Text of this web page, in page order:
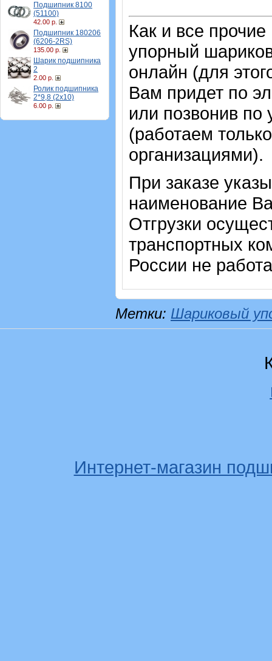
Подшипник 8100
(51100)
42.00 р.
Подшипник 180206
(6206-2RS)
135.00 р.
Шарик подшипника
2
2.00 р.
Ролик подшипника
2*9,8 (2х10)
6.00 р.
Как и все
упорный
онлайн (для
Вам придет по
или позвонив
(работаем
организациями).
При заказе
наименование
Отгрузки
транспортных
России не
Метки: Шариковый
Интернет-магазин